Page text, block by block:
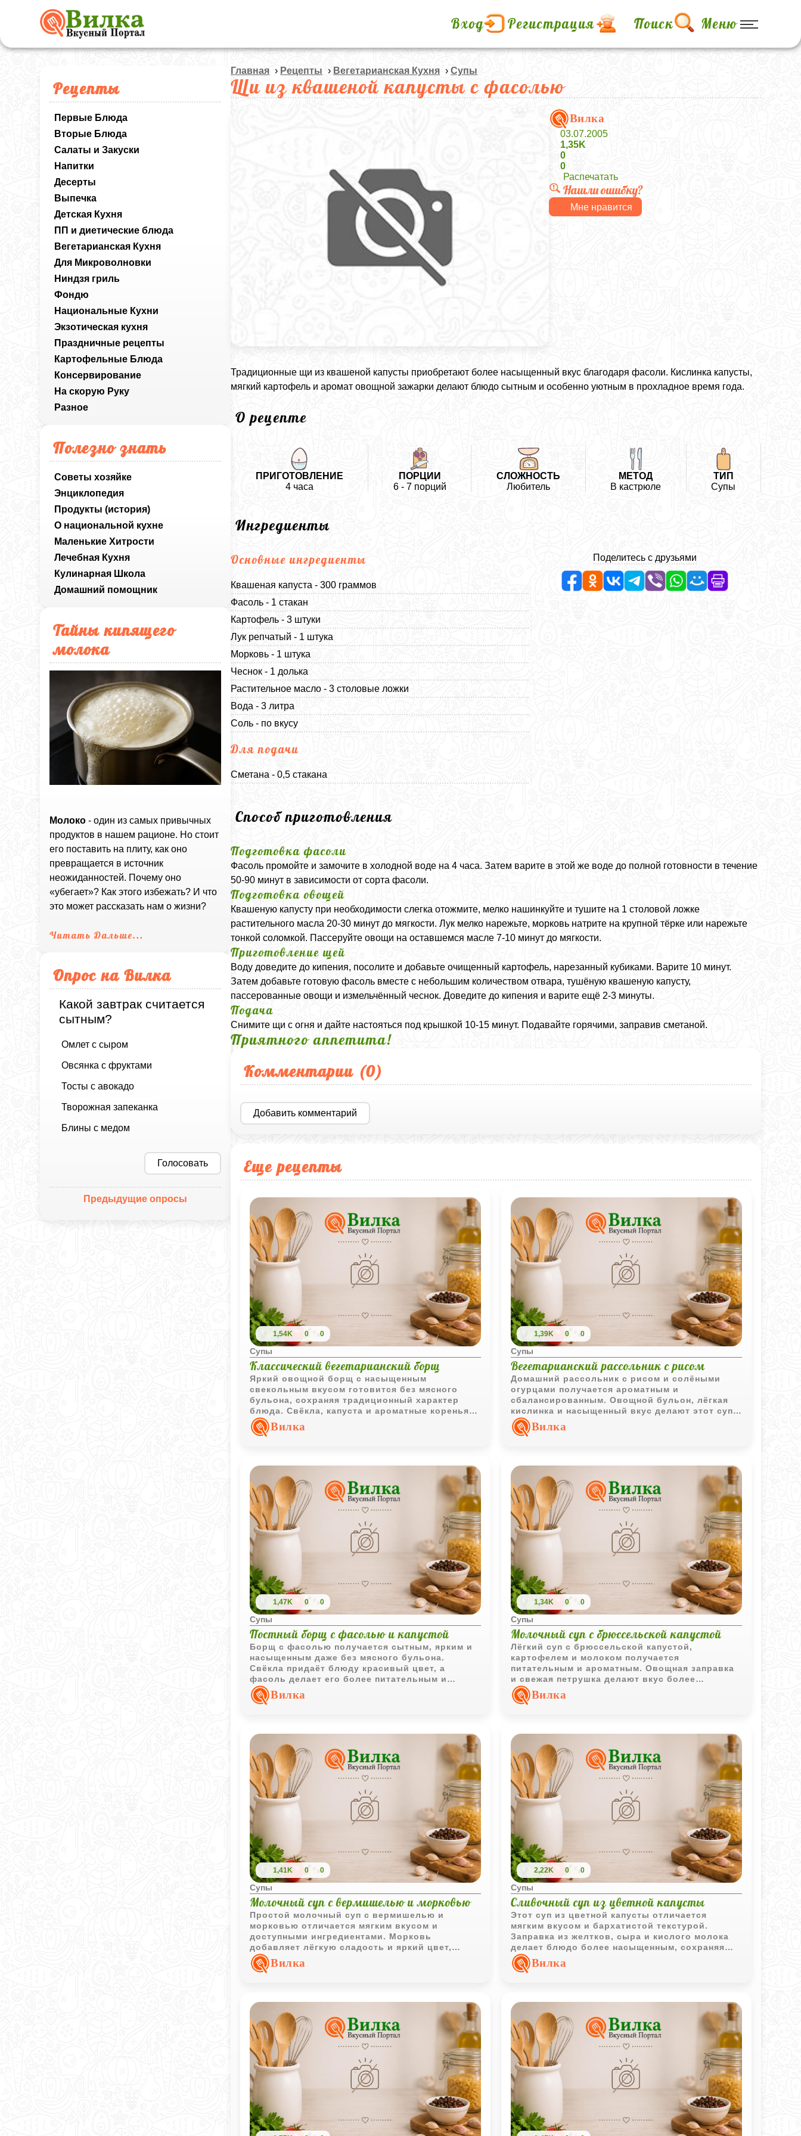
Вход Регистрация Поиск Меню
Рецепты
Первые Блюда
Вторые Блюда
Салаты и Закуски
Напитки
Десерты
Выпечка
Детская Кухня
ПП и диетические блюда
Вегетарианская Кухня
Для Микроволновки
Ниндзя гриль
Фондю
Национальные Кухни
Экзотическая кухня
Праздничные рецепты
Картофельные Блюда
Консервирование
На скорую Руку
Разное
Полезно знать
Советы хозяйке
Энциклопедия
Продукты (история)
О национальной кухне
Маленькие Хитрости
Лечебная Кухня
Кулинарная Школа
Домашний помощник
Тайны кипящего
молока
Молоко - один из самых привычных
продуктов в нашем рационе. Но стоит
его поставить на плиту, как оно
превращается в источник
неожиданностей. Почему оно
«убегает»? Как этого избежать? И что
это может рассказать нам о жизни?
Читать Дальше...
Опрос на Вилка
Какой завтрак считается
сытным?
Омлет с сыром
Овсянка с фруктами
Тосты с авокадо
Творожная запеканка
Блины с медом
Голосовать
Предыдущие опросы
Главная › Рецепты › Вегетарианская Кухня ›Супы
Щи из квашеной капусты с фасолью
Вилка
03.07.2005
1,35K
0
0
Распечатать
Нашли ошибку?
Мне нравится
Традиционные щи из квашеной капусты приобретают более насыщенный вкус благодаря фасоли. Кислинка капусты,
мягкий картофель и аромат овощной зажарки делают блюдо сытным и особенно уютным в прохладное время года.
О рецепте
ПРИГОТОВЛЕНИЕ
4 часа
ПОРЦИИ
6 - 7 порций
СЛОЖНОСТЬ
Любитель
МЕТОД
В кастрюле
ТИП
Супы
Ингредиенты
Основные ингредиенты
Квашеная капуста - 300 граммов
Фасоль - 1 стакан
Картофель - 3 штуки
Лук репчатый - 1 штука
Морковь - 1 штука
Чеснок - 1 долька
Растительное масло - 3 столовые ложки
Вода - 3 литра
Соль - по вкусу
Для подачи
Сметана - 0,5 стакана
Поделитесь с друзьями
Способ приготовления
Подготовка фасоли
Фасоль промойте и замочите в холодной воде на 4 часа. Затем варите в этой же воде до полной готовности в течение
50-90 минут в зависимости от сорта фасоли.
Подготовка овощей
Квашеную капусту при необходимости слегка отожмите, мелко нашинкуйте и тушите на 1 столовой ложке
растительного масла 20-30 минут до мягкости. Лук мелко нарежьте, морковь натрите на крупной тёрке или нарежьте
тонкой соломкой. Пассеруйте овощи на оставшемся масле 7-10 минут до мягкости.
Приготовление щей
Воду доведите до кипения, посолите и добавьте очищенный картофель, нарезанный кубиками. Варите 10 минут.
Затем добавьте готовую фасоль вместе с небольшим количеством отвара, тушёную квашеную капусту,
пассерованные овощи и измельчённый чеснок. Доведите до кипения и варите ещё 2-3 минуты.
Подача
Снимите щи с огня и дайте настояться под крышкой 10-15 минут. Подавайте горячими, заправив сметаной.
Приятного аппетита!
Комментарии (0)
Добавить комментарий
Еще рецепты
1,54K 0 0
Супы
Классический вегетарианский борщ
Яркий овощной борщ с насыщенным
свекольным вкусом готовится без мясного
бульона, сохраняя традиционный характер
блюда. Свёкла, капуста и ароматные коренья
создают гармоничное сочетание, которое
особенно хорошо раскрывается после
Вилка
1,39K 0 0
Супы
Вегетарианский рассольник с рисом
Домашний рассольник с рисом и солёными
огурцами получается ароматным и
сбалансированным. Овощной бульон, лёгкая
кислинка и насыщенный вкус делают этот суп
отличным вариантом для семейного обеда.
Вилка
1,47K 0 0
Супы
Постный борщ с фасолью и капустой
Борщ с фасолью получается сытным, ярким и
насыщенным даже без мясного бульона.
Свёкла придаёт блюду красивый цвет, а
фасоль делает его более питательным и
выразительным по вкусу.
Вилка
1,34K 0 0
Супы
Молочный суп с брюссельской капустой
Лёгкий суп с брюссельской капустой,
картофелем и молоком получается
питательным и ароматным. Овощная заправка
и свежая петрушка делают вкус более
выразительным, сохраняя домашний характер
блюда.Вилка
1,41K 0 0
Супы
Молочный суп с вермишелью и морковью
Простой молочный суп с вермишелью и
морковью отличается мягким вкусом и
доступными ингредиентами. Морковь
добавляет лёгкую сладость и яркий цвет,
делая блюдо уютным и по-домашнему
аппетитным.
Вилка
2,22K 0 0
Супы
Сливочный суп из цветной капусты
Этот суп из цветной капусты отличается
мягким вкусом и бархатистой текстурой.
Заправка из желтков, сыра и кислого молока
делает блюдо более насыщенным, сохраняя
лёгкость овощной основы.
Вилка